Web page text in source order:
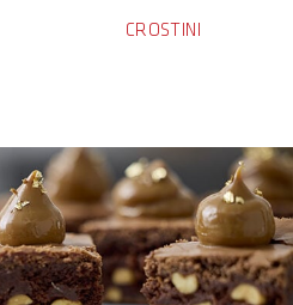
CROSTINI